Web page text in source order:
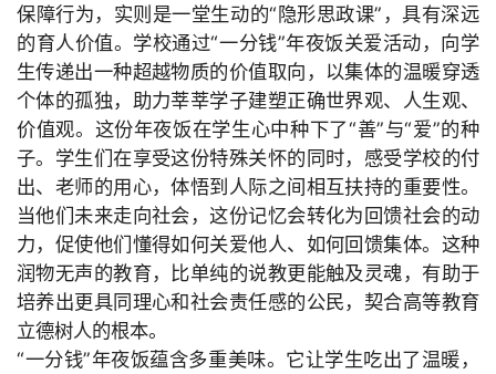
保障行为，实则是一堂生动的“隐形思政课”，具有深远
的育人价值。学校通过“一分钱”年夜饭关爱活动，向学
生传递出一种超越物质的价值取向，以集体的温暖穿透
个体的孤独，助力莘莘学子建塑正确世界观、人生观、
价值观。这份年夜饭在学生心中种下了“善”与“爱”的种
子。学生们在享受这份特殊关怀的同时，感受学校的付
出、老师的用心，体悟到人际之间相互扶持的重要性。
当他们未来走向社会，这份记忆会转化为回馈社会的动
力，促使他们懂得如何关爱他人、如何回馈集体。这种
润物无声的教育，比单纯的说教更能触及灵魂，有助于
培养出更具同理心和社会责任感的公民，契合高等教育
立德树人的根本。
“一分钱”年夜饭蕴含多重美味。它让学生吃出了温暖，